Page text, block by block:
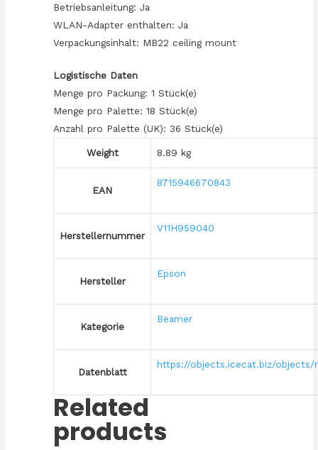
Betriebsanleitung: Ja
WLAN-Adapter enthalten: Ja
Verpackungsinhalt: MB22 ceiling mount
Logistische Daten
Menge pro Packung: 1 Stück(e)
Menge pro Palette: 18 Stück(e)
Anzahl pro Palette (UK): 36 Stück(e)
Weight 8.89 kg
EAN
8715946670843
Herstellernummer
V11H959040
Hersteller
Epson
Kategorie
Beamer
Datenblatt
https://objects.icecat.biz/objects/
Related
products